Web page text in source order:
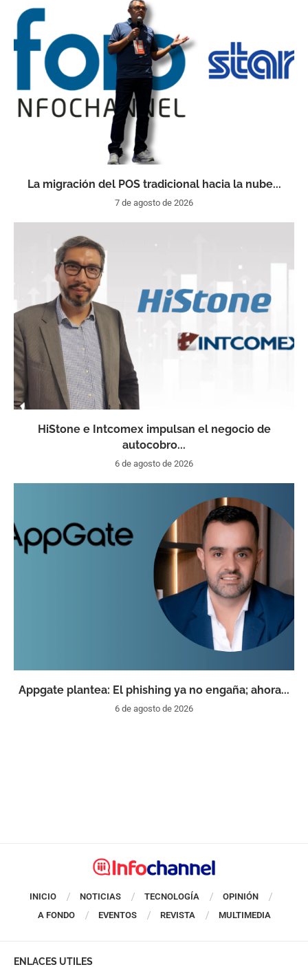
La migración del POS tradicional hacia la nube...
7 de agosto de 2026
HiStone e Intcomex impulsan el negocio de
autocobro...
6 de agosto de 2026
Appgate plantea: El phishing ya no engaña; ahora...
6 de agosto de 2026
INICIO NOTICIAS TECNOLOGÍA
OPINIÓN
A FONDO
EVENTOS REVISTA MULTIMEDIA
ENLACES UTILES